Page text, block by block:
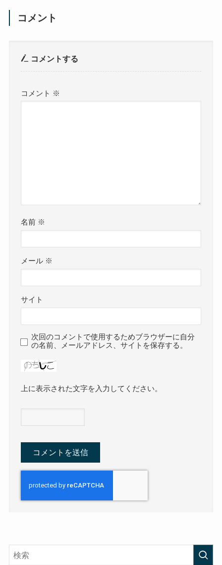
コメント
コメントする
コメント ※
名前 ※
メール ※
サイト
次回のコメントで使用するためブラウザーに自分
の名前、メールアドレス、サイトを保存する。
上に表示された文字を入力してください。